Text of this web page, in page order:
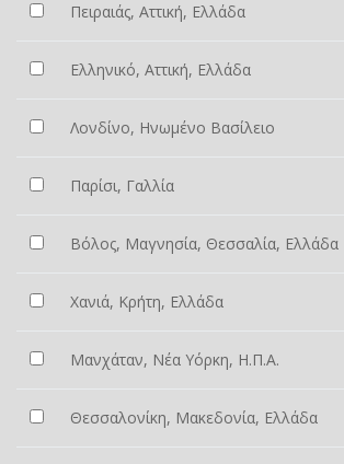
Πειραιάς, Αττική, Ελλάδα
Ελληνικό, Αττική, Ελλάδα
Λονδίνο, Ηνωμένο Βασίλειο
Παρίσι, Γαλλία
Βόλος, Μαγνησία, Θεσσαλία, Ελλάδα
Χανιά, Κρήτη, Ελλάδα
Μανχάταν, Νέα Υόρκη, Η.Π.Α.
Θεσσαλονίκη, Μακεδονία, Ελλάδα